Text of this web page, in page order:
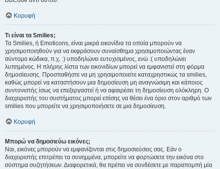
Κορυφή
Τι είναι τα Smilies;
Τα Smilies, ή Emoticons, είναι μικρά εικονίδια τα οποία μπορούν να
χρησιμοποιηθούν για να εκφράσουν συναίσθημα χρησιμοποιώντας έναν
σύντομο κώδικα, π.χ. :) υποδηλώνει ευτυχισμένος, ενώ :( υποδηλώνει
λυπημένος. Η πλήρης λίστα των εικονιδίων μπορεί να εμφανιστεί στη φόρμα
δημοσίευσης. Προσπαθήστε να μη χρησιμοποιείτε καταχρηστικώς τα smilies,
καθώς μπορεί να καταστήσουν μια δημοσίευση μη αναγνώσιμη και κάποιος
συντονιστής ίσως να επεξεργαστεί ή να αφαιρέσει τη δημοσίευση ολόκληρη. Ο
διαχειριστής του συστήματος μπορεί επίσης να θέσει ένα όριο στον αριθμό των
smilies που μπορείτε να χρησιμοποιήσετε σε μια δημοσίευση.
Κορυφή
Μπορώ να δημοσιεύω εικόνες;
Ναι, εικόνες μπορούν να εμφανίζονται στις δημοσιεύσεις σας. Εάν ο
διαχειριστής επιτρέπει τα συνημμένα, μπορείτε να φορτώσετε την εικόνα στο
σύστημα συζητήσεων. Διαφορετικά, θα πρέπει να συνδέσετε με παραπομπή μία